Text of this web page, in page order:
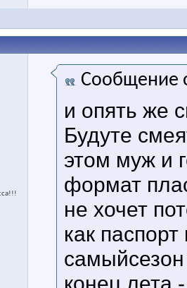
Сообщение
и опять же
Будуте
этом муж и
формат
не хочет
как
конец лета